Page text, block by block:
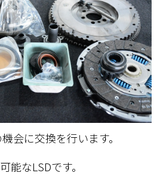
会に交換を行います。
能なLSDです。